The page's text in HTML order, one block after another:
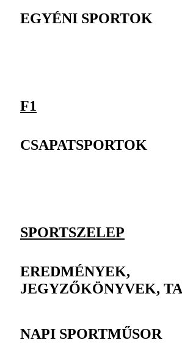
EGYÉNI SPORTOK
F1
CSAPATSPORTOK
SPORTSZELEP
EREDMÉNYEK,
JEGYZŐKÖNYVEK,
NAPI SPORTMŰSOR